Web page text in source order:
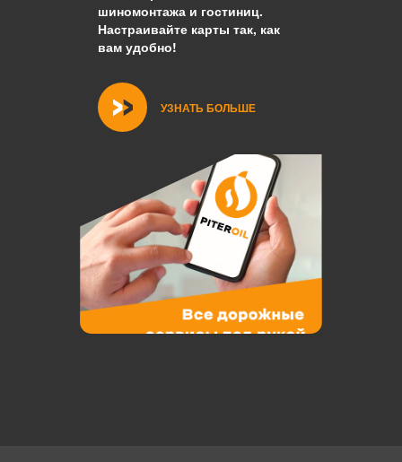
шиномонтажа и гостиниц.
Настраивайте карты так, как
вам удобно!
УЗНАТЬ БОЛЬШЕ